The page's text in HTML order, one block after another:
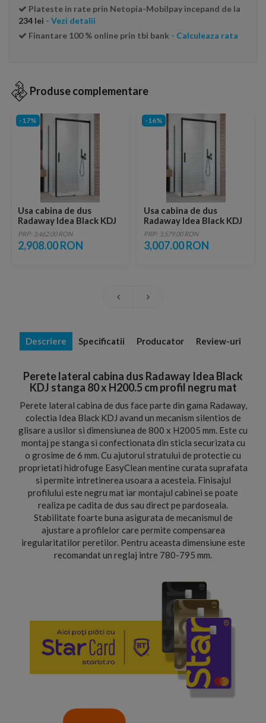
Plateste in rate prin Netopia-Mobilpay incepand de la
234 lei - Vezi detalii
Finantare 100 % online prin tbi bank - Calculeaza rata
Produse complementare
-17%
Usa cabina de dus
Radaway Idea Black KDJ
dreapta 100 x H200.5 cm
profil negru mat
PRP: 3,462.00 RON
2,908.00 RON
-16%
Usa cabina de dus
Radaway Idea Black KDJ
dreapta 110 x H200.5 cm
profil negru mat
PRP: 3,579.00 RON
3,007.00 RON
Descriere Specificatii Producator Review-uri
Perete lateral cabina dus Radaway Idea Black
KDJ stanga 80 x H200.5 cm profil negru mat
Perete lateral cabina de dus face parte din gama Radaway,
colectia Idea Black KDJ avand un mecanism silentios de
glisare a usilor si dimensiunea de 800 x H2005 mm. Este cu
montaj pe stanga si confectionata din sticla securizata cu
o grosime de 6 mm. Cu ajutorul stratului de protectie cu
proprietati hidrofuge EasyClean mentine curata suprafata
si permite intretinerea usoara a acesteia. Finisajul
profilului este negru mat iar montajul cabinei se poate
realiza pe cadita de dus sau direct pe pardoseala.
Stabilitate foarte buna asigurata de mecanismul de
ajustare a profilelor care permite compensarea
iregularitatilor peretilor. Pentru aceasta dimensiune este
recomandat un reglaj intre 780-795 mm.